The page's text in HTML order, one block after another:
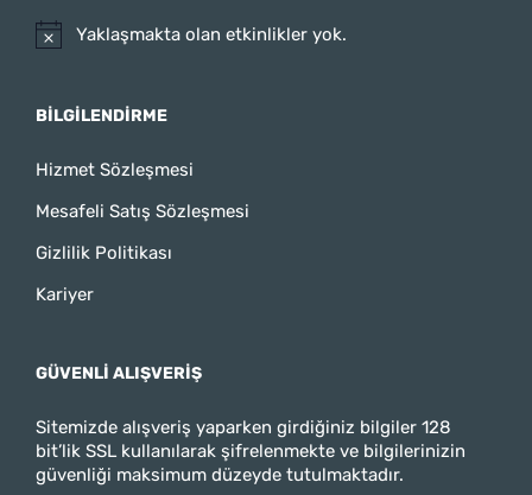
Yaklaşmakta olan etkinlikler yok.
BILGILENDIRME
Hizmet Sözleşmesi
Mesafeli Satış Sözleşmesi
Gizlilik Politikası
Kariyer
GÜVENLI ALIŞVERIŞ
Sitemizde alışveriş yaparken girdiğiniz bilgiler 128
bit’lik SSL kullanılarak şifrelenmekte ve bilgilerinizin
güvenliği maksimum düzeyde tutulmaktadır.